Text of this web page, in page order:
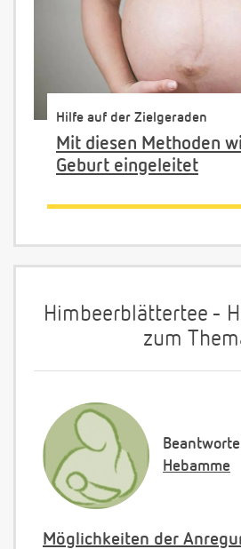
Hilfe auf der Zielgeraden
Mit diesen Methoden
Geburt eingeleitet
Himbeerblättertee -
zum
Hebamme
Möglichkeiten der